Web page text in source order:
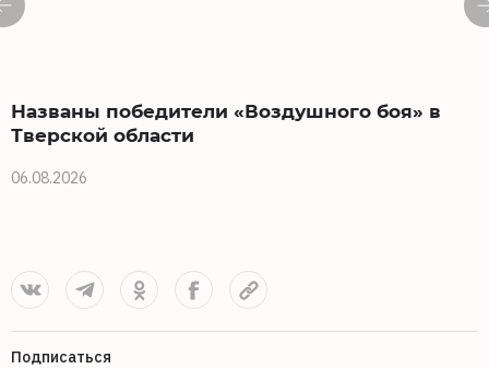
Названы победители «Воздушного боя» в
Тверской области
06.08.2026
Подписаться